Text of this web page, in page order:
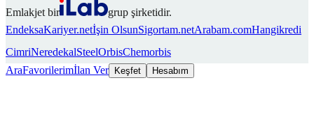
Emlakjet bir
grup şirketidir.
EndeksaKariyer.netİşin OlsunSigortam.netArabam.comHangikredi
CimriNeredekalSteelOrbisChemorbis
AraFavorilerimİlan Ver Keşfet Hesabım